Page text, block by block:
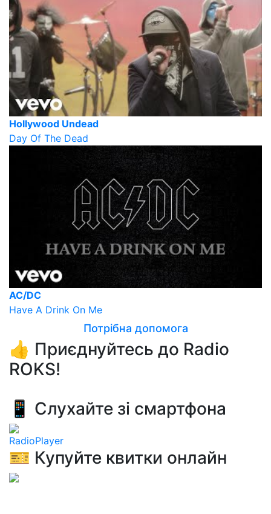
Hollywood Undead
Day Of The Dead
AC/DC
Have A Drink On Me
Потрібна допомога
👍 Приєднуйтесь до Radio
ROKS!
📱 Слухайте зі смартфона
RadioPlayer
🎫 Купуйте квитки онлайн